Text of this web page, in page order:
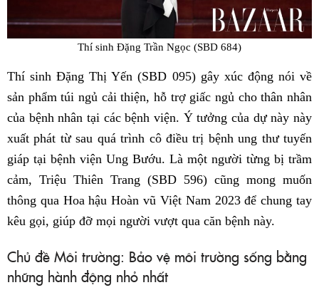
Thí sinh Đặng Trần Ngọc (SBD 684)
Thí sinh Đặng Thị Yến (SBD 095) gây xúc động nói về
sản phẩm túi ngủ cải thiện, hỗ trợ giấc ngủ cho thân nhân
của bệnh nhân tại các bệnh viện. Ý tưởng của dự này này
xuất phát từ sau quá trình cô điều trị bệnh ung thư tuyến
giáp tại bệnh viện Ung Bướu. Là một người từng bị trầm
cảm, Triệu Thiên Trang (SBD 596) cũng mong muốn
thông qua Hoa hậu Hoàn vũ Việt Nam 2023 để chung tay
kêu gọi, giúp đỡ mọi người vượt qua căn bệnh này.
Chủ đề Môi trường: Bảo vệ môi trường sống bằng
những hành động nhỏ nhất